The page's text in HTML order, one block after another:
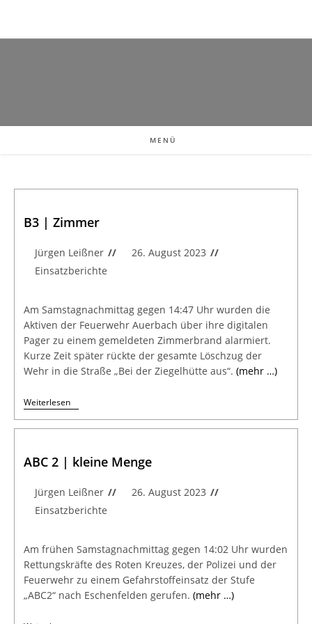
MENÜ
B3 | Zimmer
Jürgen Leißner
26. August 2023
Einsatzberichte
Am Samstagnachmittag gegen 14:47 Uhr wurden die
Aktiven der Feuerwehr Auerbach über ihre digitalen
Pager zu einem gemeldeten Zimmerbrand alarmiert.
Kurze Zeit später rückte der gesamte Löschzug der
Wehr in die Straße „Bei der Ziegelhütte aus“. (mehr …)
Weiterlesen
ABC 2 | kleine Menge
Jürgen Leißner
26. August 2023
Einsatzberichte
Am frühen Samstagnachmittag gegen 14:02 Uhr wurden
Rettungskräfte des Roten Kreuzes, der Polizei und der
Feuerwehr zu einem Gefahrstoffeinsatz der Stufe
„ABC2“ nach Eschenfelden gerufen. (mehr …)